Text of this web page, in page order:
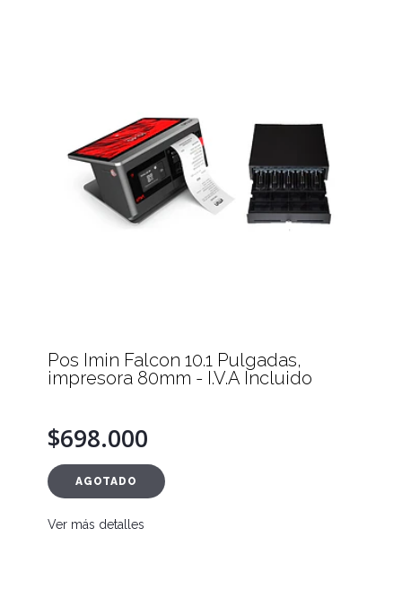
Pos Imin Falcon 10.1 Pulgadas,
impresora 80mm - I.V.A Incluido
$698.000
AGOTADO
Ver más detalles